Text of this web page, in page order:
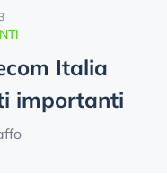
Italia
importanti